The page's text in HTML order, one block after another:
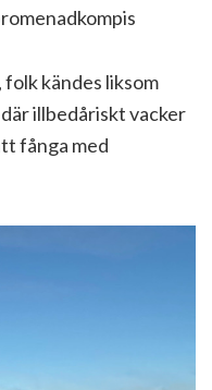
kändes liksom
illbedåriskt vacker
fånga med